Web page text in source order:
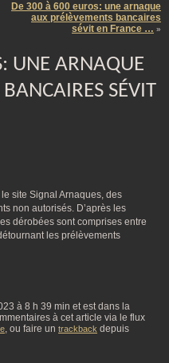
De 300 à 600 euros: une arnaque
aux prélèvements bancaires
sévit en France … »
UNE ARNAQUE
SÉVIT
site Signal Arnaques, des
non autorisés. D’après les
dérobées sont comprises entre
les prélèvements
à 8 h 39 min et est dans la
à cet article via le flux
, ou faire un trackback depuis